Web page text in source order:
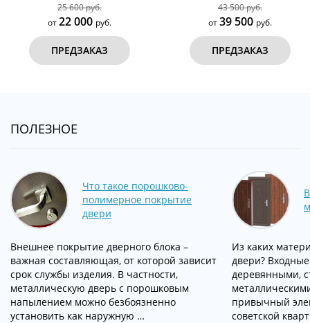
25 600 руб.
от22 000 руб.
ПРЕДЗАКАЗ
43 500 руб.
от39 500 руб.
ПРЕДЗАКАЗ
ПОЛЕЗНОЕ
Что такое порошково-
полимерное покрытие
двери
Внешнее покрытие дверного блока –
важная составляющая, от которой зависит
срок службы изделия. В частности,
металлическую дверь с порошковым
напылением можно безбоязненно
установить как наружную …
Из каких
двери?
деревянными,
привычный
советской